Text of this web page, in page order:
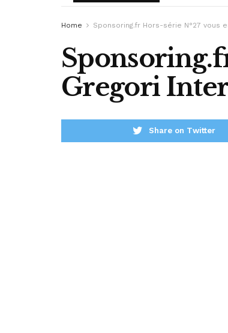
Home Sponsoring.fr Hors-série N°27
Gregori
Share on Twitter